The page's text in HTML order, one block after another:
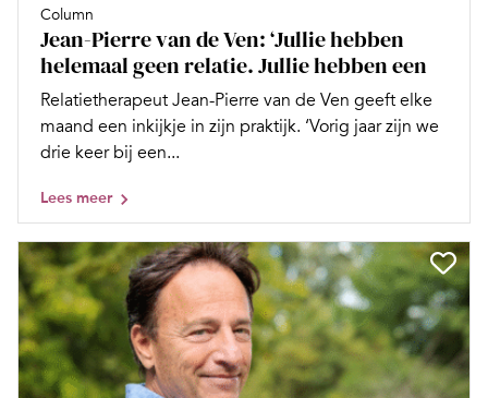
Column
Jean-Pierre van de Ven: ‘Jullie hebben
helemaal geen relatie. Jullie hebben een
Relatietherapeut Jean-Pierre van de Ven geeft elke
maand een inkijkje in zijn praktijk. ‘Vorig jaar zijn we
drie keer bij een...
Lees meer